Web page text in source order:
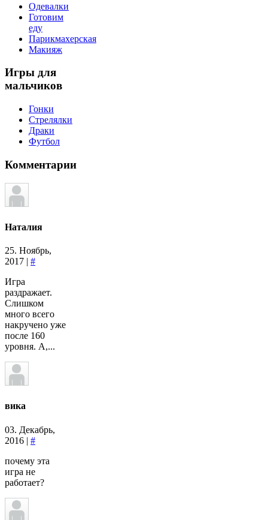
Одевалки
Готовим
еду
Парикмахерская
Макияж
Игры для
мальчиков
Гонки
Стрелялки
Драки
Футбол
Комментарии
Наталия
25. Ноябрь,
2017 | #
Игра
раздражает.
Слишком
много всего
накручено уже
после 160
уровня. А,...
вика
03. Декабрь,
2016 | #
почему эта
игра не
работает?